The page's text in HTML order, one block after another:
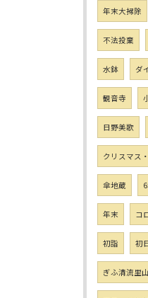
年末大掃除
不法投棄
水鉢 ダ
観音寺
日野美歌
クリスマス
傘地蔵
年末 コ
初詣 初
ぎふ清流里